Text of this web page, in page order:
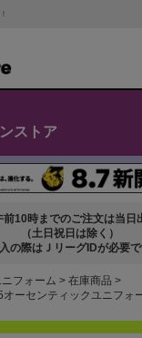
ストア
前10時までのご注文は当日
（土日祝日は除く）
の際はＪリーグIDが必要で
フォーム
在庫商品
オーセンティックユニフォ